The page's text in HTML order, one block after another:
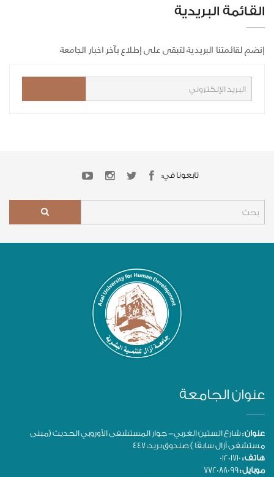
القائمة البريدية
إنضم لقائمتنا البريدية لتبقى على إطلاع بآخر اخبار الجامعة
تابعونا في:
عنوان الجامعة
عنوان :شارع الستين الغربي- جوار المستشفى الأوروبي الحديث (مبنى
مستشفى آزال سابقًا ) صندوق بريد: 447
هاتف :
موبايل :